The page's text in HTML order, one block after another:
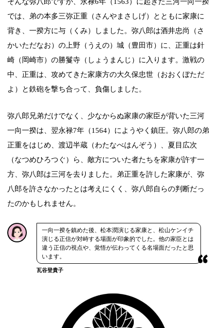
では、弟の本多三弥正重（さんやまさしげ）とともに家康に
背き、一揆方に与（くみ）しました。弥八郎は酒井忠尚（さ
かいただなお）の上野（うえの）城（豊田市）に、正重は針
崎（岡崎市）の勝鬘寺（しょうまんじ）に入ります。激戦の
中、正重は、攻めてきた家康方の大久保忠世（おおくぼただ
よ）と鉄砲を撃ち合って、負傷しました。
弥八郎兄弟だけでなく、少なからぬ家康の家臣が背いた三河
一向一揆は、翌永禄7年（1564）にようやく鎮圧。弥八郎の弟
正重をはじめ、渡辺半蔵（わたなべはんぞう）、夏目広次
（なつめひろつぐ）ら、敵方についた者たちを家康が許す一
方、弥八郎は三河を去りました。弟正重を許した家康が、弥
八郎を許さなかったとは考えにくく、弥八郎自らの判断だっ
たのかもしれません。
一向一揆を鎮めた後、松本潤演じる家康と、松山ケンイチ
演じる正信が対峙する場面が印象的でした。他の家臣とは
違う正信の視点や、覚悟が伝わってくる名場面だったと思
います。
瓦谷登貴子